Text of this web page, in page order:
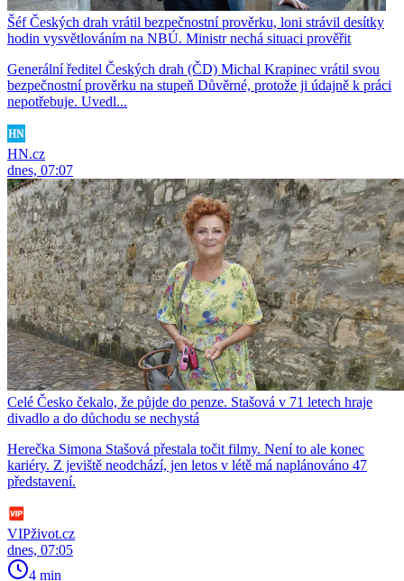
Šéf Českých drah vrátil bezpečnostní prověrku, loni strávil desítky
hodin vysvětlováním na NBÚ. Ministr nechá situaci prověřit
Generální ředitel Českých drah (ČD) Michal Krapinec vrátil svou
bezpečnostní prověrku na stupeň Důvěrné, protože ji údajně k práci
nepotřebuje. Uvedl...
HN.cz
dnes, 07:07
Celé Česko čekalo, že půjde do penze. Stašová v 71 letech hraje
divadlo a do důchodu se nechystá
Herečka Simona Stašová přestala točit filmy. Není to ale konec
kariéry. Z jeviště neodchází, jen letos v létě má naplánováno 47
představení.
VIPživot.cz
dnes, 07:05
4 min